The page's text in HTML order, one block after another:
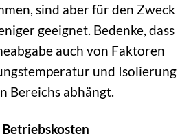
sind aber für den Zweck
geeignet. Bedenke, dass
auch von Faktoren
und Isolierung
Bereichs abhängt.